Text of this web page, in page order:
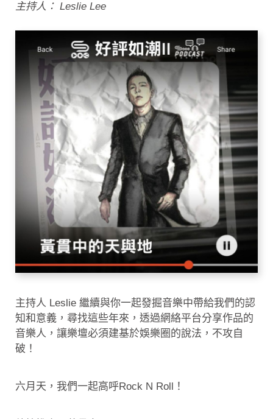
主持人： Leslie Lee
主持人 Leslie 繼續與你一起發掘音樂中帶給我們的認
知和意義，尋找這些年來，透過網絡平台分享作品的
音樂人，讓樂壇必須建基於娛樂圈的說法，不攻自
破！
六月天，我們一起高呼Rock N Roll！